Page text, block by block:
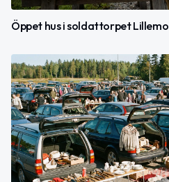
Öppet hus i soldattorpet Lillemo